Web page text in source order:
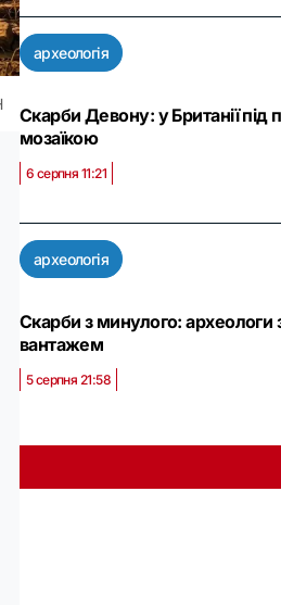
археологія
Скарби Девону: у Британії
мозаїкою
6 серпня 11:21
археологія
Скарби з минулого: археологи
вантажем
5 серпня 21:58